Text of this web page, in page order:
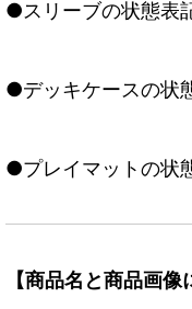
●スリーブの状態表
●デッキケースの状
●プレイマットの状
【商品名と商品画像